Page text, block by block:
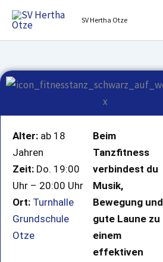
Zum
Inhalt
springen
SV Hertha Otze
Alter: ab 18
Jahren
Zeit: Do. 19:00
Uhr – 20:00 Uhr
Ort: Turnhalle
Grundschule
Otze
Beim
Tanzfitness
verbindest du
Musik,
Bewegung und
gute Laune zu
einem
effektiven